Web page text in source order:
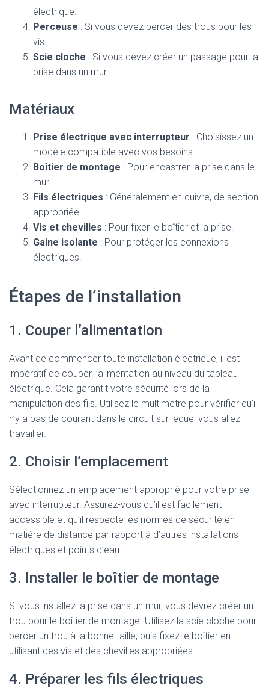
électrique.
Perceuse : Si vous devez percer des trous pour les
vis.
Scie cloche : Si vous devez créer un passage pour la
prise dans un mur.
Matériaux
Prise électrique avec interrupteur : Choisissez un
modèle compatible avec vos besoins.
Boîtier de montage : Pour encastrer la prise dans le
mur.
Fils électriques : Généralement en cuivre, de section
appropriée.
Vis et chevilles : Pour fixer le boîtier et la prise.
Gaine isolante : Pour protéger les connexions
électriques.
Étapes de l’installation
1. Couper l’alimentation
Avant de commencer toute installation électrique, il est
impératif de couper l’alimentation au niveau du tableau
électrique. Cela garantit votre sécurité lors de la
manipulation des fils. Utilisez le multimètre pour vérifier qu’il
n’y a pas de courant dans le circuit sur lequel vous allez
travailler.
2. Choisir l’emplacement
Sélectionnez un emplacement approprié pour votre prise
avec interrupteur. Assurez-vous qu’il est facilement
accessible et qu’il respecte les normes de sécurité en
matière de distance par rapport à d’autres installations
électriques et points d’eau.
3. Installer le boîtier de montage
Si vous installez la prise dans un mur, vous devrez créer un
trou pour le boîtier de montage. Utilisez la scie cloche pour
percer un trou à la bonne taille, puis fixez le boîtier en
utilisant des vis et des chevilles appropriées.
4. Préparer les fils électriques